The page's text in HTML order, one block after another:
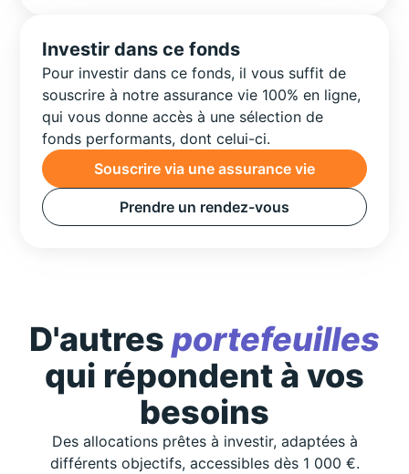
Investir dans ce fonds
Pour investir dans ce fonds, il vous suffit de
souscrire à notre assurance vie 100% en ligne,
qui vous donne accès à une sélection de
fonds performants, dont celui-ci.
Souscrire via une assurance vie
Prendre un rendez-vous
D'autres portefeuilles
qui répondent à vos
besoins
Des allocations prêtes à investir, adaptées à
différents objectifs, accessibles dès 1 000 €.